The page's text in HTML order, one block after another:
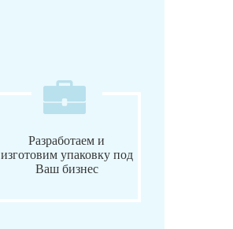
Разработаем и
изготовим упаковку под
Ваш бизнес